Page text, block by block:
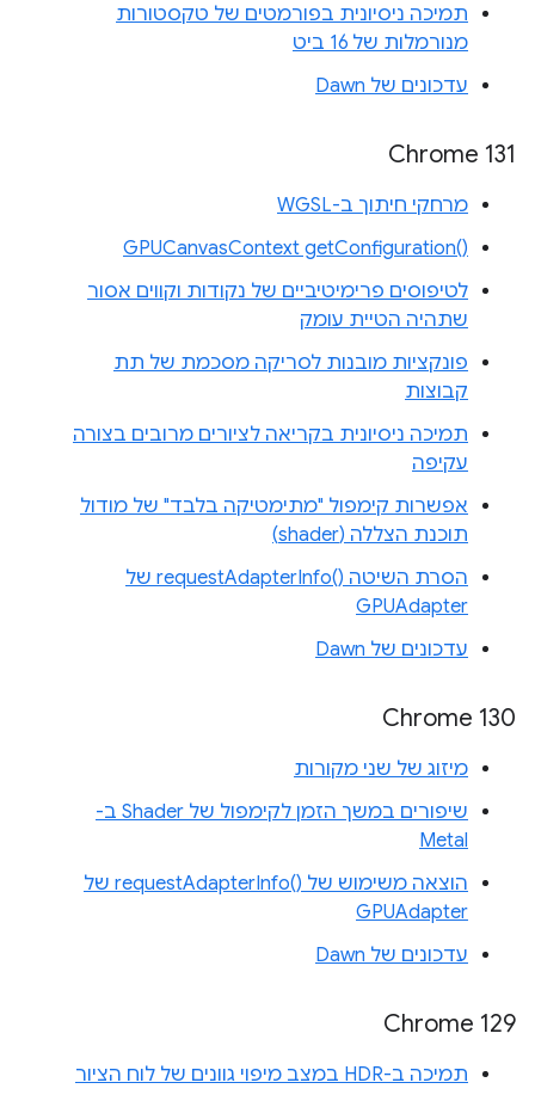
תמיכה ניסיונית בפורמטים של טקסטורות
מנורמלות של 16 ביט
עדכונים של Dawn
Chrome 131
מרחקי חיתוך ב-WGSL
‎GPUCanvasContext getConfiguration‎()‎
לטיפוסים פרימיטיביים של נקודות וקווים אסור
שתהיה הטיית עומק
פונקציות מובנות לסריקה מסכמת של תת
קבוצות
תמיכה ניסיונית בקריאה לציורים מרובים בצורה
עקיפה
אפשרות קימפול "מתימטיקה בלבד" של מודול
תוכנת הצללה (shader)
הסרת השיטה requestAdapterInfo()‎ של
GPUAdapter
עדכונים של Dawn
Chrome 130
מיזוג של שני מקורות
שיפורים במשך הזמן לקימפול של Shader ב-
Metal
הוצאה משימוש של requestAdapterInfo()‎ של
GPUAdapter
עדכונים של Dawn
Chrome 129
תמיכה ב-HDR במצב מיפוי גוונים של לוח הציור